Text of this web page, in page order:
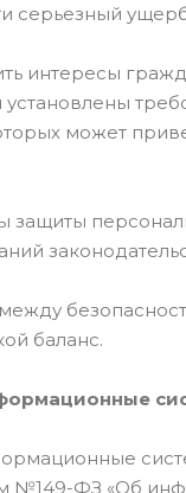
серьезный
интересы
может
защиты
баланс.
№149-ФЗ «Об